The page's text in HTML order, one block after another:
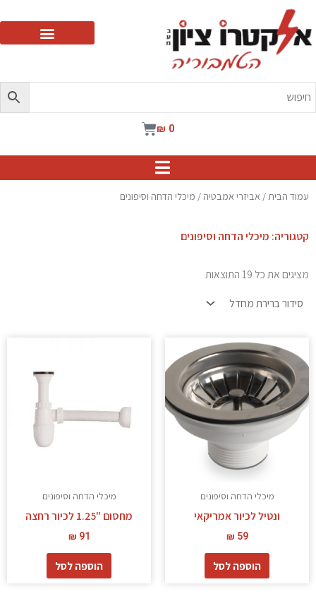
₪ 0
עגלת
עמוד הבית/ אביזרי אמבטיה / מיכלי הדחה וסיפונים
קטגוריה: מיכלי הדחה וסיפונים
מציגים את כל ⁦19⁩ התוצאות
מיכלי הדחה וסיפונים
ונטיל לכיור אמריקאי
₪ 59
הוספה לסל
מיכלי הדחה וסיפונים
מחסום "1.25 לכיור רחצה
₪ 91
הוספה לסל